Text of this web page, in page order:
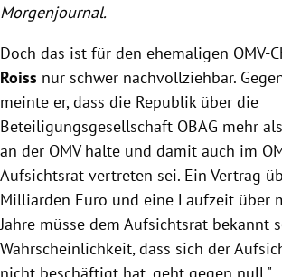
Morgenjournal.
Doch das ist für den ehemaligen OMV-
Roiss nur schwer nachvollziehbar.
meinte er, dass die Republik über die
Beteiligungsgesellschaft ÖBAG mehr
an der OMV halte und damit auch im
Aufsichtsrat vertreten sei. Ein Vertrag
Milliarden Euro und eine Laufzeit über
Jahre müsse dem Aufsichtsrat bekannt
Wahrscheinlichkeit, dass sich der
nicht beschäftigt hat, geht gegen null."